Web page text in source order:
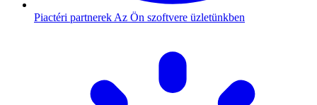
Piactéri partnerek Az Ön szoftvere üzletünkben